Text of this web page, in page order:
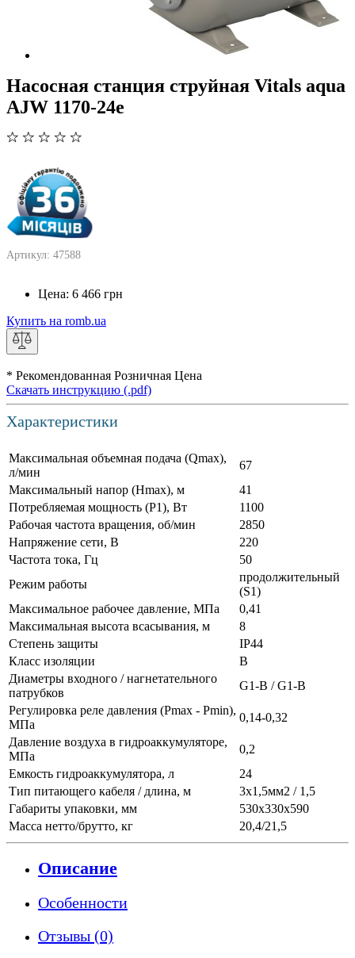
Насосная станция струйная Vitals aqua
AJW 1170-24e
Артикул: 47588
Цена: 6 466 грн
Купить на romb.ua
* Рекомендованная Розничная Цена
Скачать инструкцию (.pdf)
Характеристики
Максимальная объемная подача (Qmax),
л/мин
67
Максимальный напор (Нmax), м
41
Потребляемая мощность (Р1), Вт
1100
Рабочая частота вращения, об/мин
2850
Напряжение сети, В
220
Частота тока, Гц
50
Режим работы
продолжительный
(S1)
Максимальное рабочее давление, МПа
0,41
Максимальная высота всасывания, м
8
Степень защиты
IP44
Класс изоляции
В
Диаметры входного / нагнетательного
патрубков
G1-B / G1-B
Регулировка реле давления (Pmax - Pmin),
МПа
0,14-0,32
Давление воздуха в гидроаккумуляторе,
МПа
0,2
Емкость гидроаккумулятора, л
24
Тип питающего кабеля / длина, м
3х1,5мм2 / 1,5
Габариты упаковки, мм
530х330х590
Масса нетто/брутто, кг
20,4/21,5
Описание
Особенности
Отзывы (0)